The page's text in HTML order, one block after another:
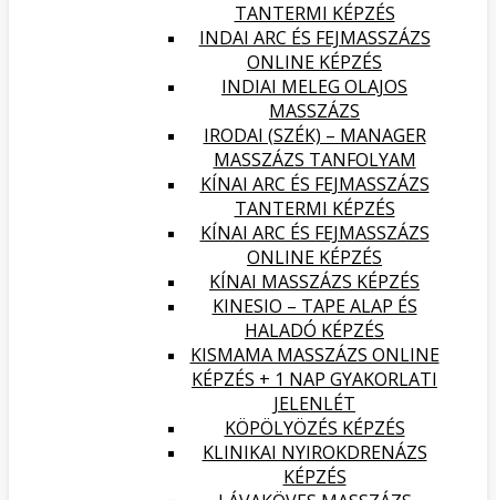
TANTERMI KÉPZÉS
INDAI ARC ÉS FEJMASSZÁZS
ONLINE KÉPZÉS
INDIAI MELEG OLAJOS
MASSZÁZS
IRODAI (SZÉK) – MANAGER
MASSZÁZS TANFOLYAM
KÍNAI ARC ÉS FEJMASSZÁZS
TANTERMI KÉPZÉS
KÍNAI ARC ÉS FEJMASSZÁZS
ONLINE KÉPZÉS
KÍNAI MASSZÁZS KÉPZÉS
KINESIO – TAPE ALAP ÉS
HALADÓ KÉPZÉS
KISMAMA MASSZÁZS ONLINE
KÉPZÉS + 1 NAP GYAKORLATI
JELENLÉT
KÖPÖLYÖZÉS KÉPZÉS
KLINIKAI NYIROKDRENÁZS
KÉPZÉS